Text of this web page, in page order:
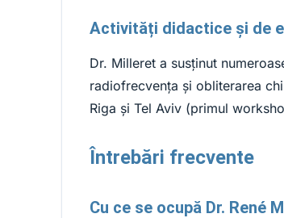
Activități didactice și de
Dr. Milleret a susținut
radiofrecvența și obliterarea
Riga și Tel Aviv (primul
Întrebări frecvente
Cu ce se ocupă Dr. René